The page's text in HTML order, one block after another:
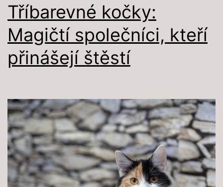
Tříbarevné kočky:
Magičtí společníci, kteří
přinášejí štěstí